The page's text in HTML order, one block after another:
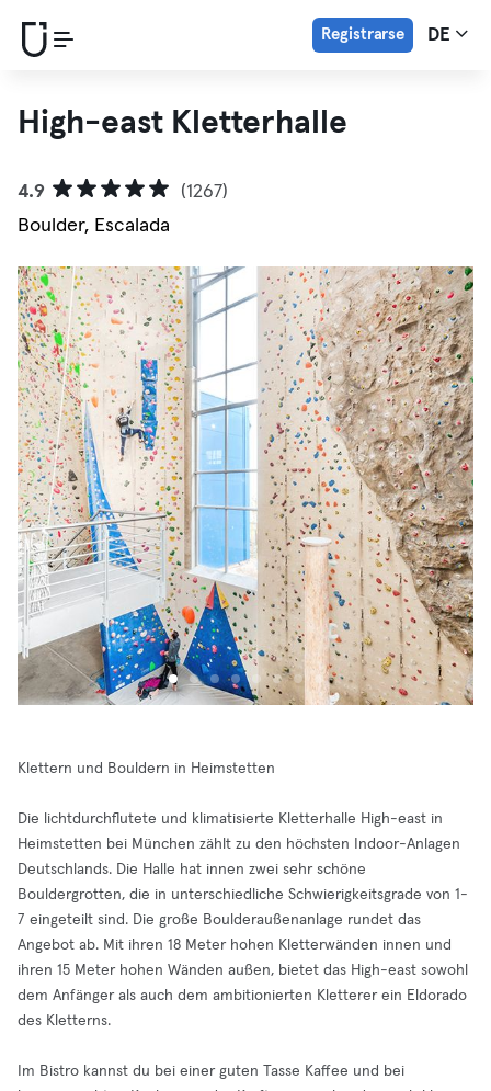
Registrarse DE
High-east Kletterhalle
4.9
(1267)
Boulder, Escalada
Klettern und Bouldern in Heimstetten
Die lichtdurchflutete und klimatisierte Kletterhalle High-east in
Heimstetten bei München zählt zu den höchsten Indoor-Anlagen
Deutschlands. Die Halle hat innen zwei sehr schöne
Bouldergrotten, die in unterschiedliche Schwierigkeitsgrade von 1-
7 eingeteilt sind. Die große Boulderaußenanlage rundet das
Angebot ab. Mit ihren 18 Meter hohen Kletterwänden innen und
ihren 15 Meter hohen Wänden außen, bietet das High-east sowohl
dem Anfänger als auch dem ambitionierten Kletterer ein Eldorado
des Kletterns.
Im Bistro kannst du bei einer guten Tasse Kaffee und bei